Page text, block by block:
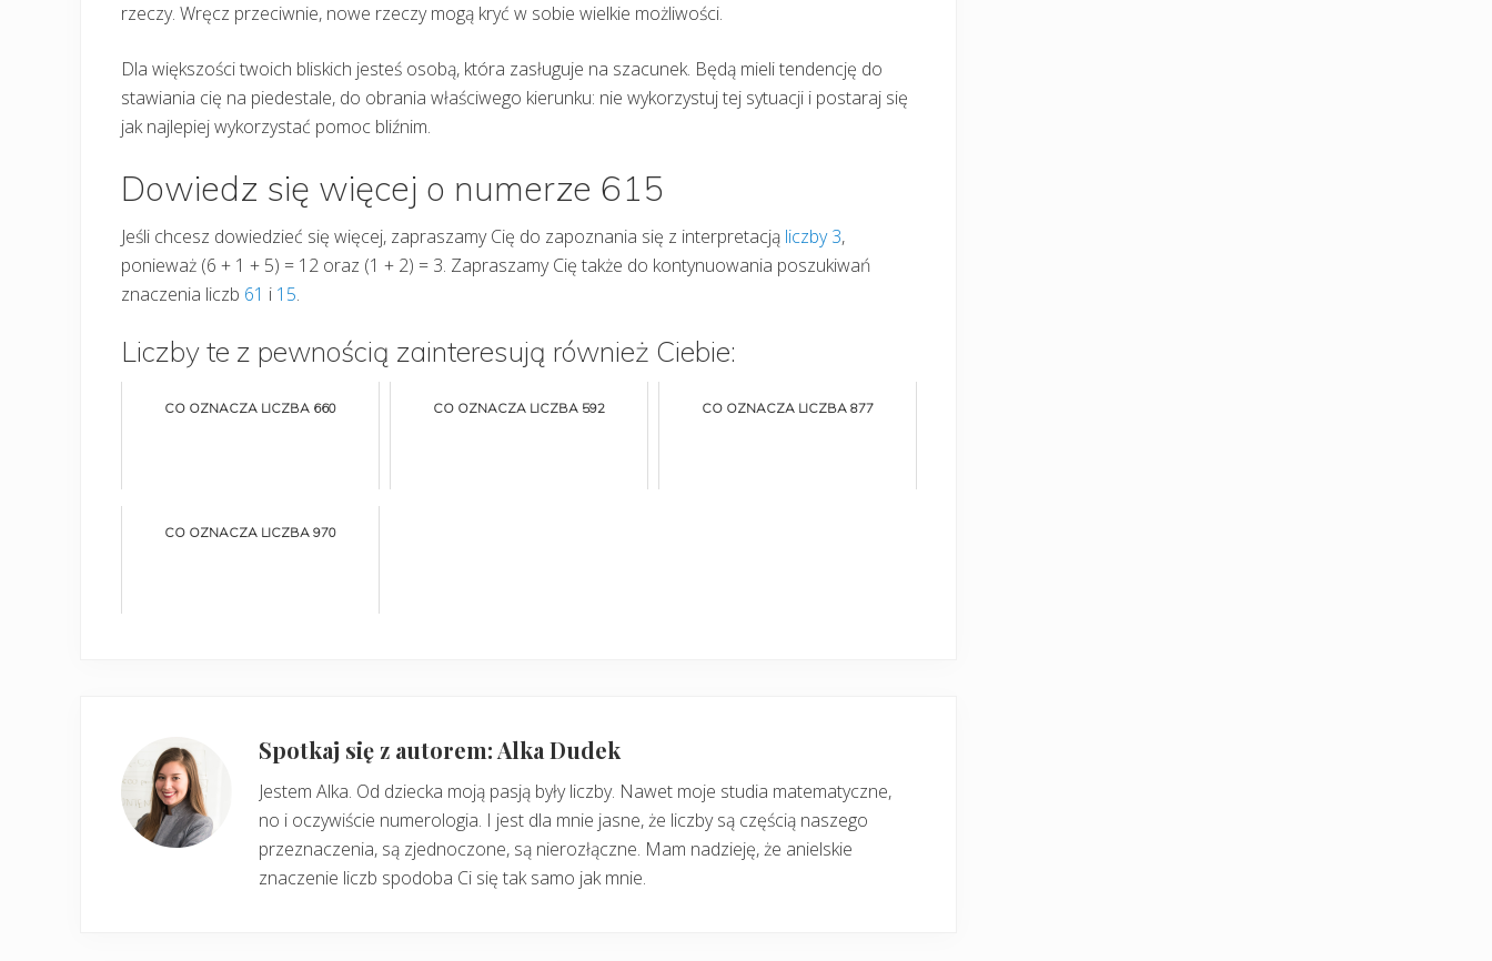
rzeczy. Wręcz przeciwnie, nowe rzeczy mogą kryć w sobie wielkie możliwości.
Dla większości twoich bliskich jesteś osobą, która zasługuje na szacunek. Będą mieli tendencję do
stawiania cię na piedestale, do obrania właściwego kierunku: nie wykorzystuj tej sytuacji i postaraj się
jak najlepiej wykorzystać pomoc bliźnim.
Dowiedz się więcej o numerze 615
Jeśli chcesz dowiedzieć się więcej, zapraszamy Cię do zapoznania się z interpretacją liczby 3,
ponieważ (6 + 1 + 5) = 12 oraz (1 + 2) = 3. Zapraszamy Cię także do kontynuowania poszukiwań
znaczenia liczb 61 i 15.
Liczby te z pewnością zainteresują również Ciebie:
CO OZNACZA LICZBA 660 CO OZNACZA LICZBA 592 CO OZNACZA LICZBA 877
CO OZNACZA LICZBA 970
Spotkaj się z autorem: Alka Dudek
Jestem Alka. Od dziecka moją pasją były liczby. Nawet moje studia matematyczne,
no i oczywiście numerologia. I jest dla mnie jasne, że liczby są częścią naszego
przeznaczenia, są zjednoczone, są nierozłączne. Mam nadzieję, że anielskie
znaczenie liczb spodoba Ci się tak samo jak mnie.